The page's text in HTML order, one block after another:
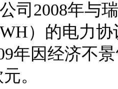
司2008年与
）的电力
年因经济不
。